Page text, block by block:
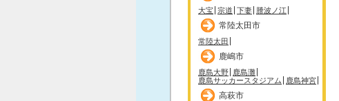
大宝 宗道 下妻 謄波ノ江
常陸太田市
常陸太田
鹿嶋市
鹿島大野 鹿島灘
鹿島サッカースタジアム
鹿島神宮
高萩市